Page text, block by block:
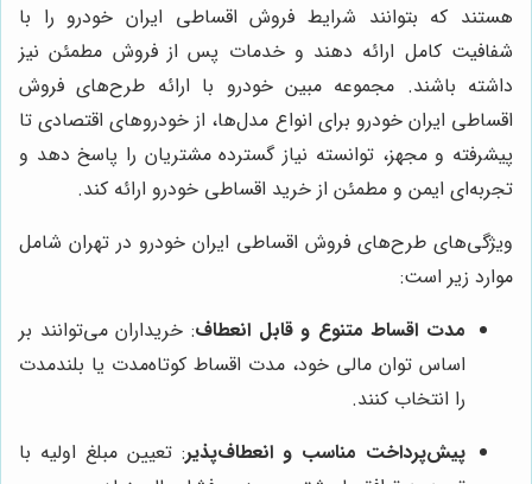
هستند که بتوانند شرایط فروش اقساطی ایران خودرو را با
شفافیت کامل ارائه دهند و خدمات پس از فروش مطمئن نیز
داشته باشند. مجموعه مبین خودرو با ارائه طرح‌های فروش
اقساطی ایران خودرو برای انواع مدل‌ها، از خودروهای اقتصادی تا
پیشرفته و مجهز، توانسته نیاز گسترده مشتریان را پاسخ دهد و
تجربه‌ای ایمن و مطمئن از خرید اقساطی خودرو ارائه کند.
ویژگی‌های طرح‌های فروش اقساطی ایران خودرو در تهران شامل
موارد زیر است:
مدت اقساط متنوع و قابل انعطاف: خریداران می‌توانند بر
اساس توان مالی خود، مدت اقساط کوتاه‌مدت یا بلندمدت
را انتخاب کنند.
پیش‌پرداخت مناسب و انعطاف‌پذیر: تعیین مبلغ اولیه با